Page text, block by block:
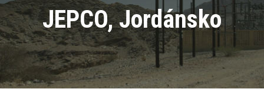
JEPCO, Jordánsko